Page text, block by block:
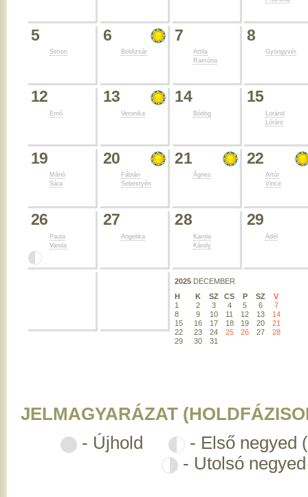
5
Simon
6
Boldizsár
7
Attila
Ramóna
8
Gyöngyvér
12
Ernő
13
Veronika
14
Bódog
15
Loránd
Lóránt
19
Márió
Sára
20
Fábián
Sebestyén
21
Ágnes
22
Artúr
Vince
26
Paula
Vanda
27
Angelika
28
Karola
Károly
29
Adél
2025 DECEMBER
H
K SZ CS P SZ
V
1
2 3 4 5 6
7
8
9 10 11 12 13
14
15
16 17 18 19 20
21
22
23 24 25 26 27
28
29
30 31
JELMAGYARÁZAT
- Újhold
- Első negyed
- Utolsó